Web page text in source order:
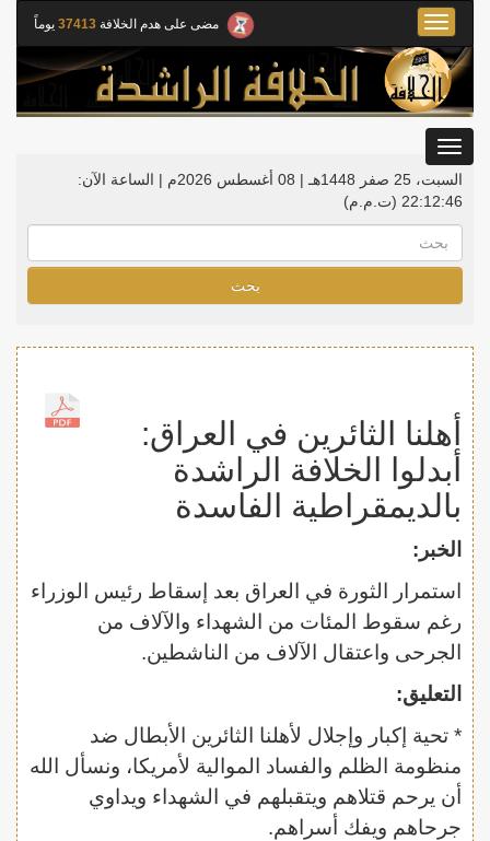
مضى على هدم الخلافة 37413 يوماً
Toggle
navigation
السبت، 25 صفر 1448هـ | 08 أغسطس 2026م |
الساعة الآن:
22:12:46 (ت.م.م)
بحث
أهلنا الثائرين في العراق:
أبدلوا الخلافة الراشدة
بالديمقراطية الفاسدة
الخبر:
استمرار الثورة في العراق بعد إسقاط رئيس الوزراء
رغم سقوط المئات من الشهداء والآلاف من
الجرحى واعتقال الآلاف من الناشطين.
التعليق:
* تحية إكبار وإجلال لأهلنا الثائرين الأبطال ضد
منظومة الظلم والفساد الموالية لأمريكا، ونسأل الله
أن يرحم قتلاهم ويتقبلهم في الشهداء ويداوي
جرحاهم ويفك أسراهم.